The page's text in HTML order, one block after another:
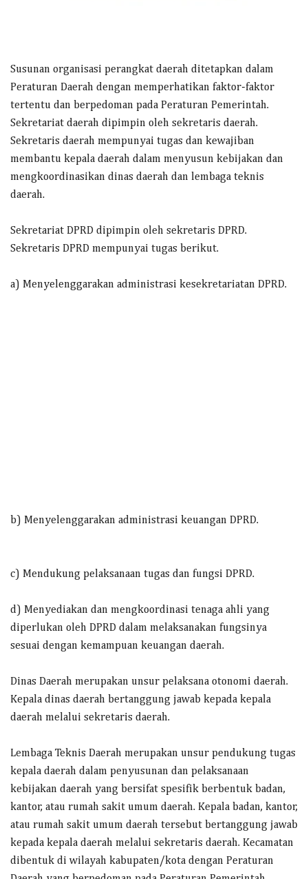
Susunan organisasi perangkat daerah ditetapkan dalam
Peraturan Daerah dengan memperhatikan faktor-faktor
tertentu dan berpedoman pada Peraturan Pemerintah.
Sekretariat daerah dipimpin oleh sekretaris daerah.
Sekretaris daerah mempunyai tugas dan kewajiban
membantu kepala daerah dalam menyusun kebijakan dan
mengkoordinasikan dinas daerah dan lembaga teknis
daerah.
Sekretariat DPRD dipimpin oleh sekretaris DPRD.
Sekretaris DPRD mempunyai tugas berikut.
a) Menyelenggarakan administrasi kesekretariatan DPRD.
b) Menyelenggarakan administrasi keuangan DPRD.
c) Mendukung pelaksanaan tugas dan fungsi DPRD.
d) Menyediakan dan mengkoordinasi tenaga ahli yang
diperlukan oleh DPRD dalam melaksanakan fungsinya
sesuai dengan kemampuan keuangan daerah.
Dinas Daerah merupakan unsur pelaksana otonomi daerah.
Kepala dinas daerah bertanggung jawab kepada kepala
daerah melalui sekretaris daerah.
Lembaga Teknis Daerah merupakan unsur pendukung tugas
kepala daerah dalam penyusunan dan pelaksanaan
kebijakan daerah yang bersifat spesifik berbentuk badan,
kantor, atau rumah sakit umum daerah. Kepala badan, kantor,
atau rumah sakit umum daerah tersebut bertanggung jawab
kepada kepala daerah melalui sekretaris daerah. Kecamatan
dibentuk di wilayah kabupaten/kota dengan Peraturan